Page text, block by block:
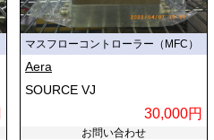
マスフローコントローラー（MFC）
Aera
SOURCE VJ
30,000円
お問い合わせ